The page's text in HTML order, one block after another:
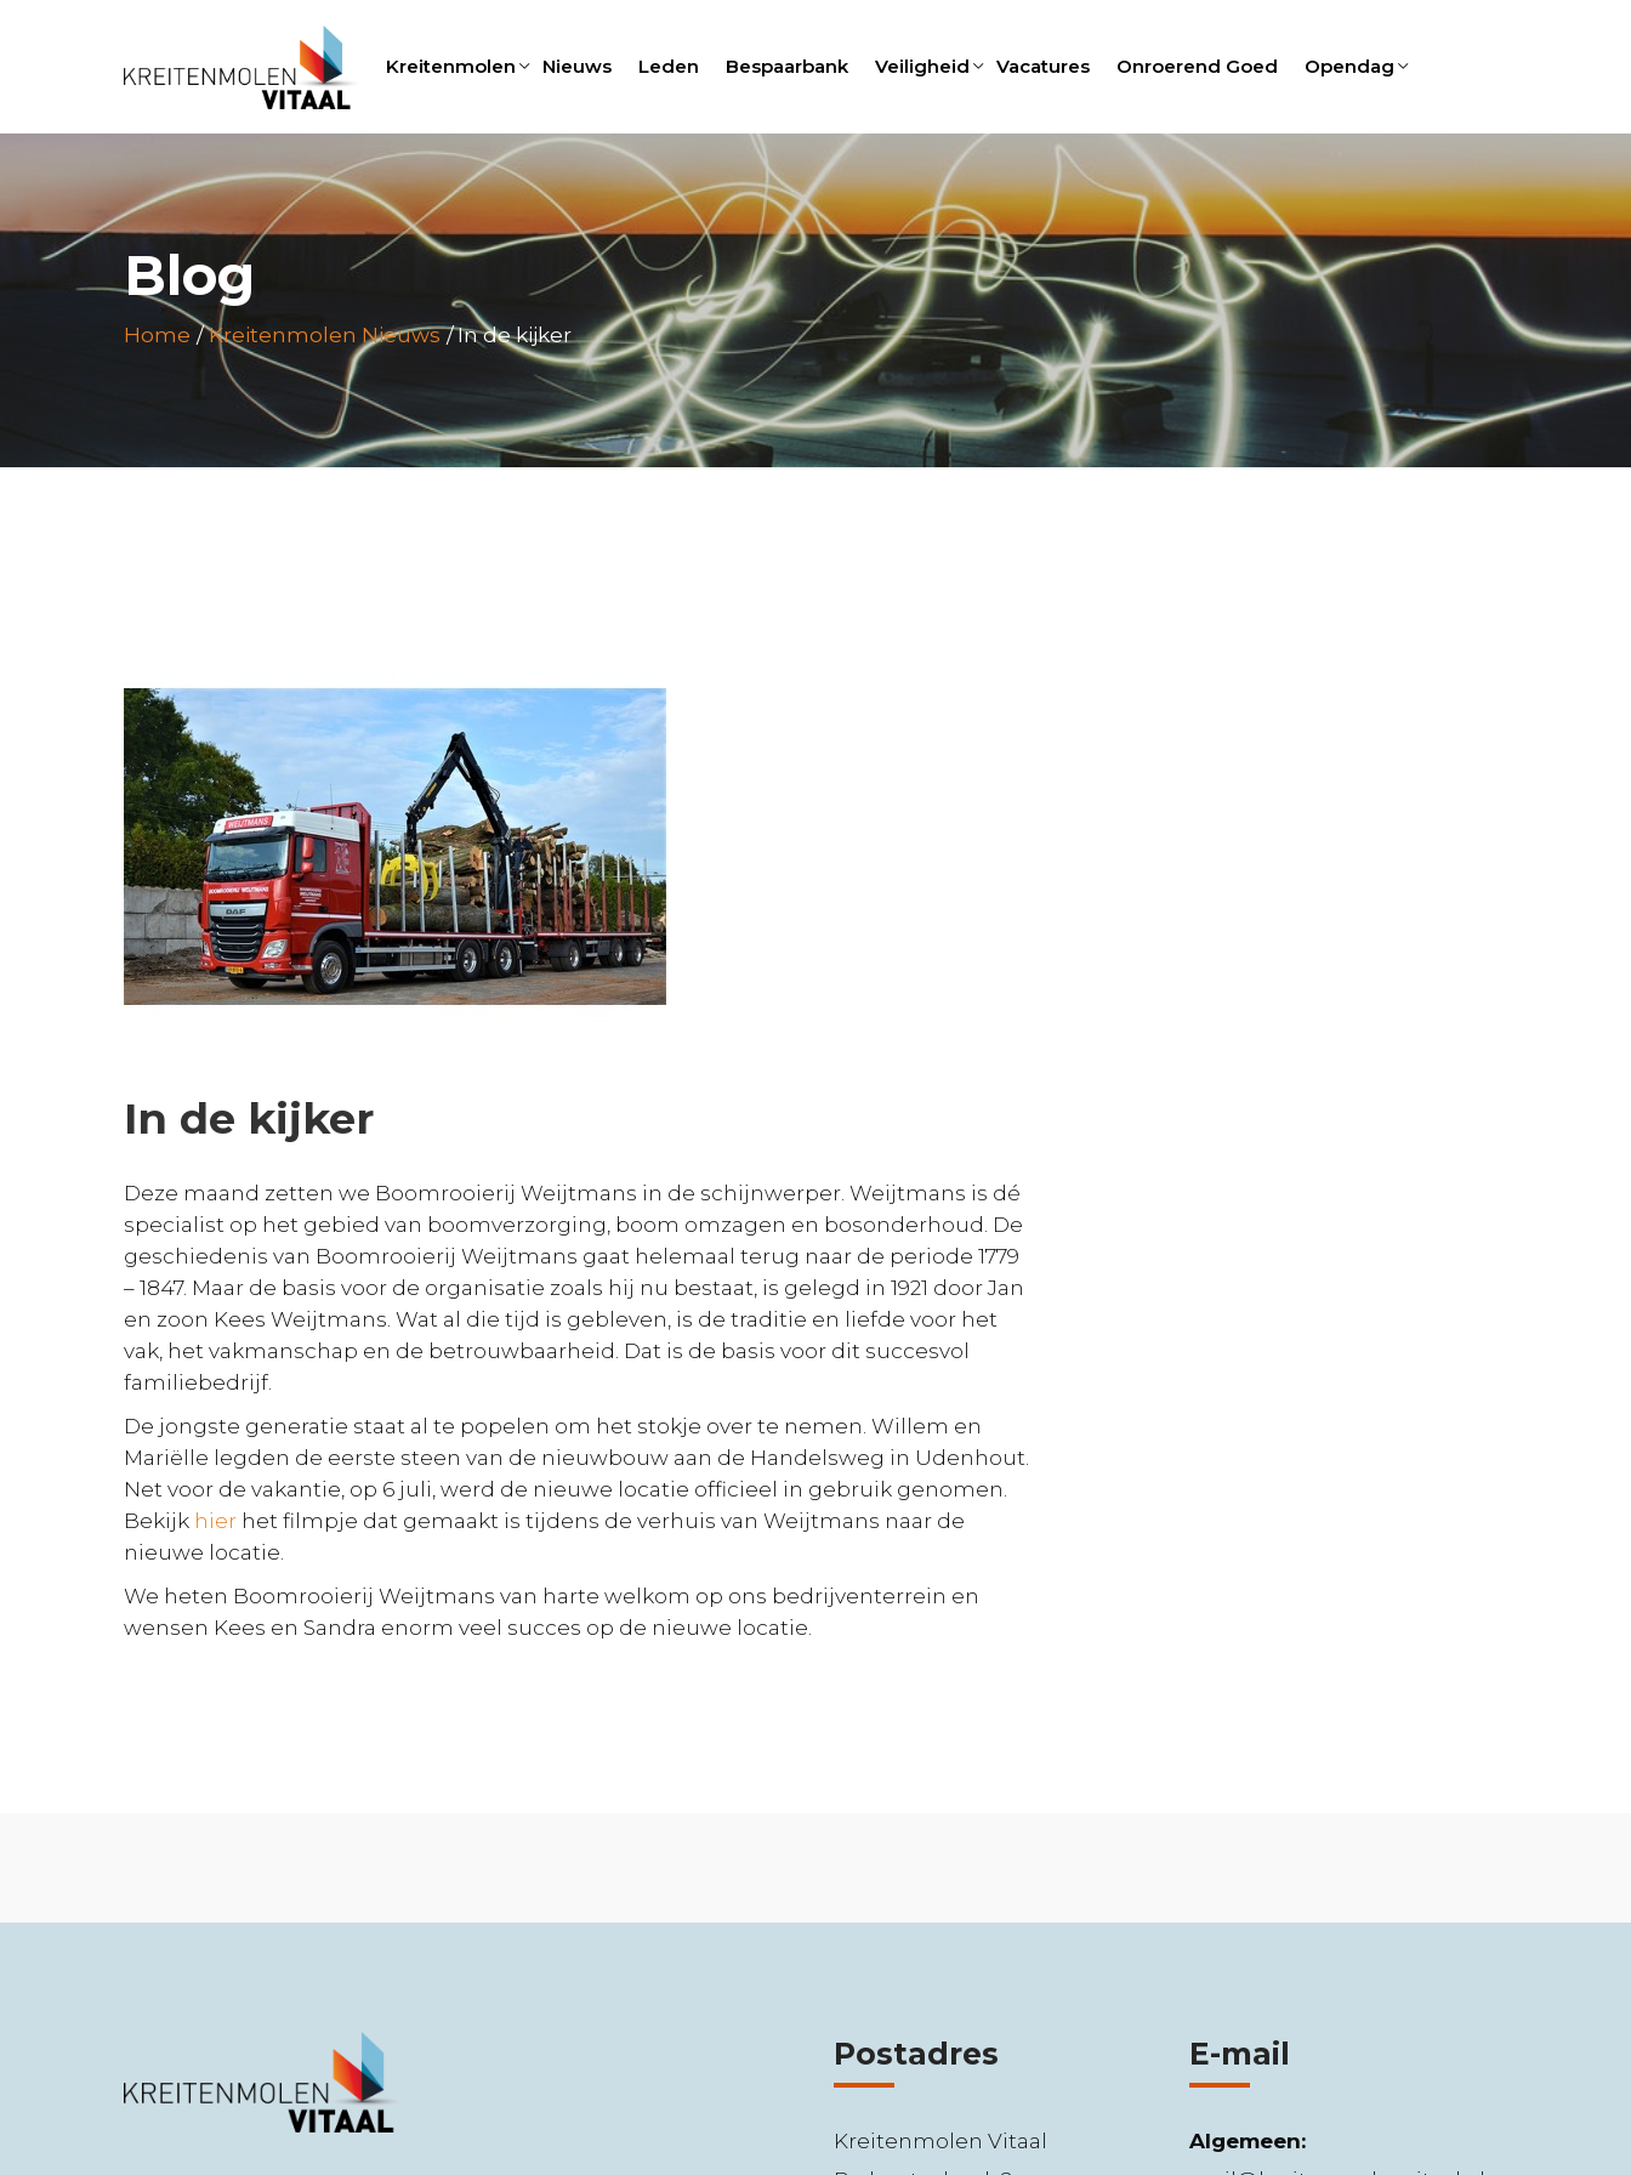
Kreitenmolen Nieuws Leden Bespaarbank Veiligheid Vacatures Onroerend Goed Opendag
Blog
Home Kreitenmolen Nieuws In de kijker
In de kijker
Deze maand zetten we Boomrooierij Weijtmans in de schijnwerper. Weijtmans is dé
specialist op het gebied van boomverzorging, boom omzagen en bosonderhoud. De
geschiedenis van Boomrooierij Weijtmans gaat helemaal terug naar de periode 1779
– 1847. Maar de basis voor de organisatie zoals hij nu bestaat, is gelegd in 1921 door Jan
en zoon Kees Weijtmans. Wat al die tijd is gebleven, is de traditie en liefde voor het
vak, het vakmanschap en de betrouwbaarheid. Dat is de basis voor dit succesvol
familiebedrijf.
De jongste generatie staat al te popelen om het stokje over te nemen. Willem en
Mariëlle legden de eerste steen van de nieuwbouw aan de Handelsweg in Udenhout.
Net voor de vakantie, op 6 juli, werd de nieuwe locatie officieel in gebruik genomen.
Bekijk hier het filmpje dat gemaakt is tijdens de verhuis van Weijtmans naar de
nieuwe locatie.
We heten Boomrooierij Weijtmans van harte welkom op ons bedrijventerrein en
wensen Kees en Sandra enorm veel succes op de nieuwe locatie.
Postadres
Kreitenmolen Vitaal
E-mail
Algemeen: